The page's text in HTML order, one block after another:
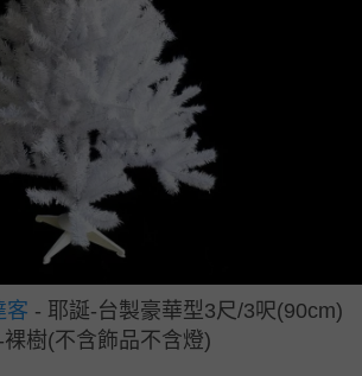
客 - 耶誕-台製豪華型3尺/3呎(90cm)
樹(不含飾品不含燈)